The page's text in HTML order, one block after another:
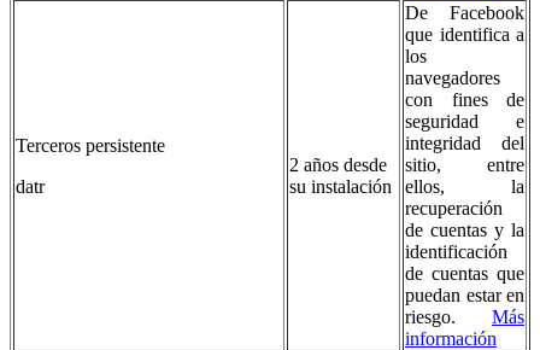
Terceros persistente
datr
2 años desde
su instalación
De Facebook
que identifica a
los
navegadores
con fines de
seguridad e
integridad del
sitio, entre
ellos, la
recuperación
de cuentas y la
identificación
de cuentas que
puedan estar en
riesgo. Más
información